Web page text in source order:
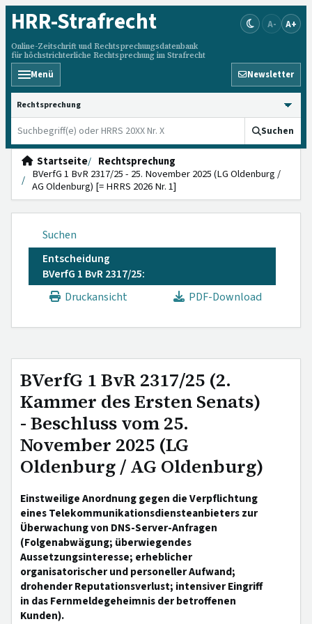
HRR-Strafrecht
Online-Zeitschrift und Rechtsprechungsdatenbank
für höchstrichterliche Rechtsprechung im Strafrecht
A- A+
Menü Newsletter
HRRS durchsuchen
Suchen
Startseite
Rechtsprechung
BVerfG 1 BvR 2317/25 - 25. November 2025 (LG Oldenburg /
AG Oldenburg) [= HRRS 2026 Nr. 1]
Suchen
Entscheidung
BVerfG 1 BvR 2317/25:
Druckansicht
PDF-Download
BVerfG 1 BvR 2317/25 (2.
Kammer des Ersten Senats)
- Beschluss vom 25.
November 2025 (LG
Oldenburg / AG Oldenburg)
Einstweilige Anordnung gegen die Verpflichtung
eines Telekommunikationsdiensteanbieters zur
Überwachung von DNS-Server-Anfragen
(Folgenabwägung; überwiegendes
Aussetzungsinteresse; erheblicher
organisatorischer und personeller Aufwand;
drohender Reputationsverlust; intensiver Eingriff
in das Fernmeldegeheimnis der betroffenen
Kunden).